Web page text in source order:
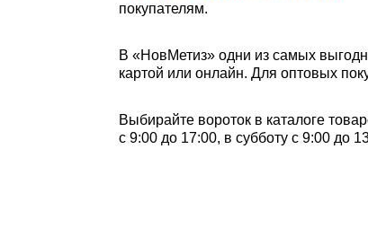
покупателям.
В «НовМетиз» одни из самых
картой или онлайн. Для оптовых
Выбирайте вороток в каталоге
с 9:00 до 17:00, в субботу с 9:00 до